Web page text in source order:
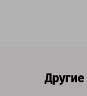
Другие